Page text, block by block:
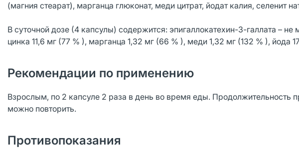
(магния стеарат), марганца глюконат, меди цитрат, йодат калия, селенит
В суточной дозе (4 капсулы) содержится: эпигаллокатехин-3-галлата –
цинка 11,6 мг (77 % ), марганца 1,32 мг (66 % ), меди 1,32 мг (132 % ), йода
Рекомендации по применению
Взрослым, по 2 капсуле 2 раза в день во время еды. Продолжительность
можно повторить.
Противопоказания